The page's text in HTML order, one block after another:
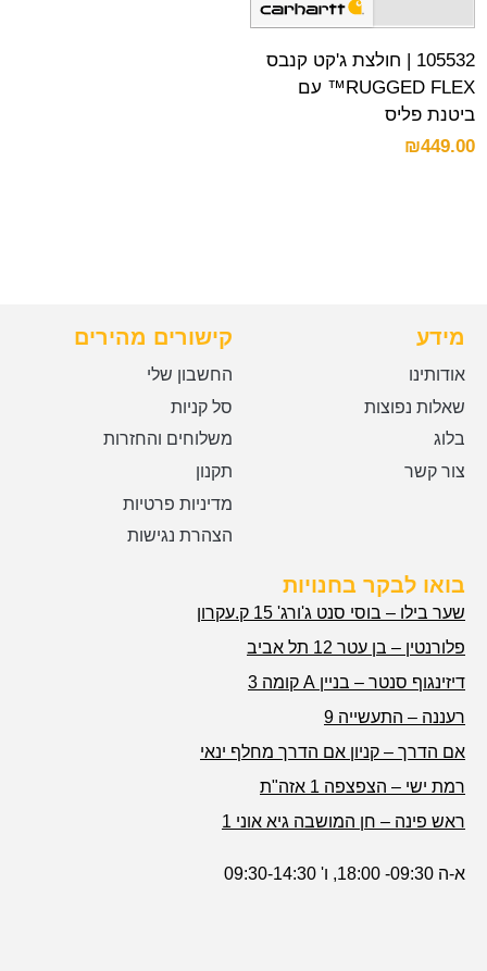
105532 | חולצת ג'קט קנבס
RUGGED FLEX™ עם
ביטנת פליס
₪449.00
מידע
אודותינו
שאלות נפוצות
בלוג
צור קשר
קישורים מהירים
החשבון שלי
סל קניות
משלוחים והחזרות
תקנון
מדיניות פרטיות
הצהרת נגישות
בואו לבקר בחנויות
שער בילו – בוסי סנט ג'ורג' 15 ק.עקרון
פלורנטין – בן עטר 12 תל אביב
דיזינגוף סנטר – בניין A קומה 3
רעננה – התעשייה 9
אם הדרך – קניון אם הדרך מחלף ינאי
רמת ישי – הצפצפה 1 אזה"ת
ראש פינה – חן המושבה גיא אוני 1
א-ה 09:30- 18:00, ו' 09:30-14:30